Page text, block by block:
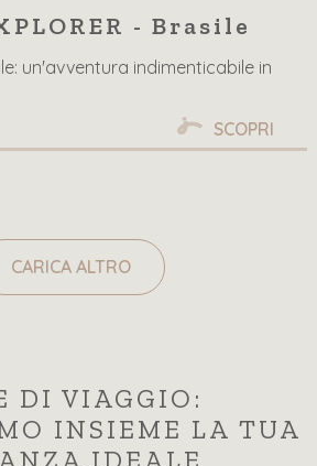
- Brasile
un'avventura indimenticabile in
SCOPRI
CARICA ALTRO
DI VIAGGIO:
INSIEME LA TUA
IDEALE